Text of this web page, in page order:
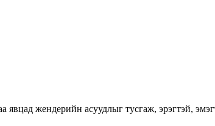
жендерийн асуудлыг тусгаж, эрэгтэй,